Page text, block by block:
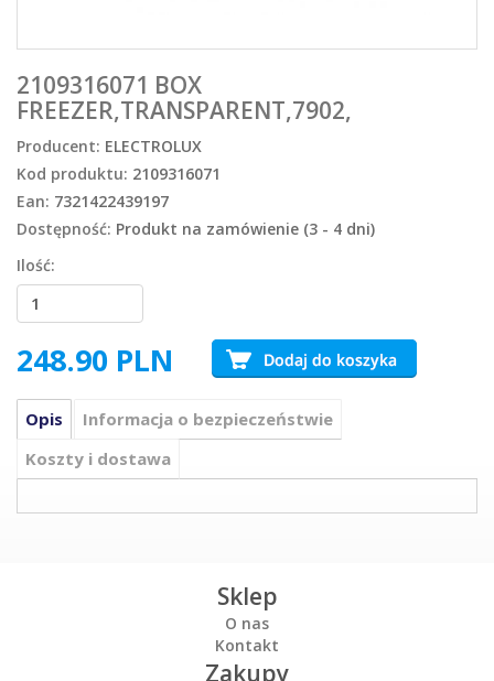
2109316071 BOX
FREEZER,TRANSPARENT,7902,
Producent: ELECTROLUX
Kod produktu: 2109316071
Ean: 7321422439197
Dostępność: Produkt na zamówienie (3 - 4 dni)
Ilość:
248.90 PLN
Opis
Informacja o bezpieczeństwie
Koszty i dostawa
Sklep
O nas
Kontakt
Zakupy